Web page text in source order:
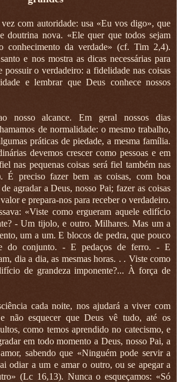
com autoridade: usa «Eu vos digo», que
doutrina nova. «Ele quer que todos sejam
conhecimento da verdade» (cf. Tim 2,4).
e nos mostra as dicas necessárias para
possuir o verdadeiro: a fidelidade nas coisas
e lembrar que Deus conhece nossos
nosso alcance. Em geral nossos dias
de normalidade: o mesmo trabalho,
práticas de piedade, a mesma família.
devemos crescer como pessoas e em
nas pequenas coisas será fiel também nas
É preciso fazer bem as coisas, com boa
agradar a Deus, nosso Pai; fazer as coisas
e prepara-nos para receber o verdadeiro.
«Viste como ergueram aquele edifício
- Um tijolo, e outro. Milhares. Mas um a
um a um. E blocos de pedra, que pouco
do conjunto. - E pedaços de ferro. - E
dia a dia, as mesmas horas. . . Viste como
de grandeza imponente?... À força de
cada noite, nos ajudará a viver com
não esquecer que Deus vê tudo, até os
como temos aprendido no catecismo, e
em todo momento a Deus, nosso Pai, a
sabendo que «Ninguém pode servir a
odiar a um e amar o outro, ou se apegar a
(Lc 16,13). Nunca o esqueçamos: «Só